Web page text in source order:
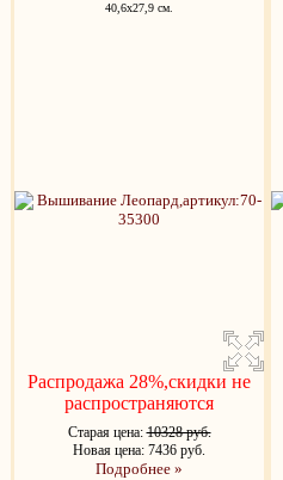
40,6х27,9 см.
Распродажа 28%,скидки не
распространяются
Старая цена:10328 руб.
Новая цена: 7436 руб.
Подробнее »